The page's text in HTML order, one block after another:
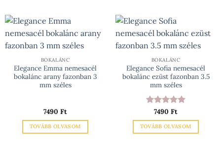
BOKALÁNC
Elegance Emma nemesacél
bokalánc arany fazonban 3
mm széles
7490 Ft
TOVÁBB OLVASOM
BOKALÁNC
Elegance Sofia nemesacél
bokalánc ezüst fazonban 3.5
mm széles
Értékelés:
/ 5
7490 Ft
TOVÁBB OLVASOM